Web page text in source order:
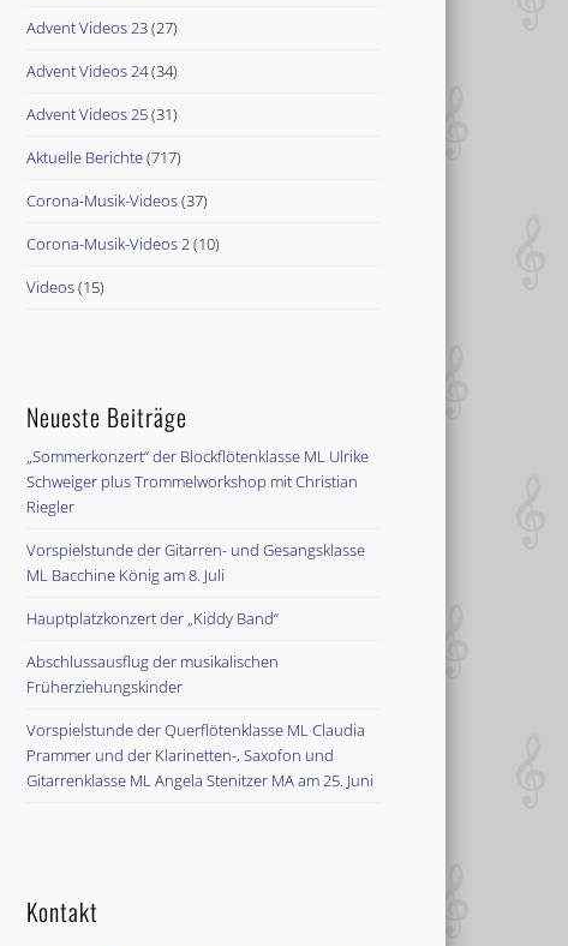
Advent Videos 23(27)
Advent Videos 24(34)
Advent Videos 25(31)
Aktuelle Berichte(717)
Corona-Musik-Videos(37)
Corona-Musik-Videos 2(10)
Videos(15)
Neueste Beiträge
„Sommerkonzert“ der Blockflötenklasse ML Ulrike
Schweiger plus Trommelworkshop mit Christian
Riegler
Vorspielstunde der Gitarren- und Gesangsklasse
ML Bacchine König am 8. Juli
Hauptplatzkonzert der „Kiddy Band“
Abschlussausflug der musikalischen
Früherziehungskinder
Vorspielstunde der Querflötenklasse ML Claudia
Prammer und der Klarinetten-, Saxofon und
Gitarrenklasse ML Angela Stenitzer MA am 25. Juni
Kontakt